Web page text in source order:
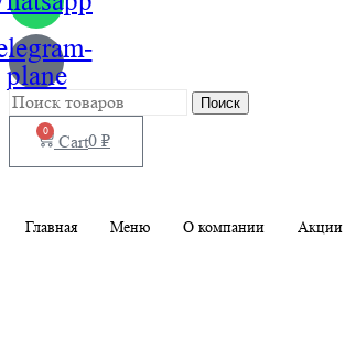
plane
Поиск
0 ₽
0
Cart
Главная Меню О компании Акции